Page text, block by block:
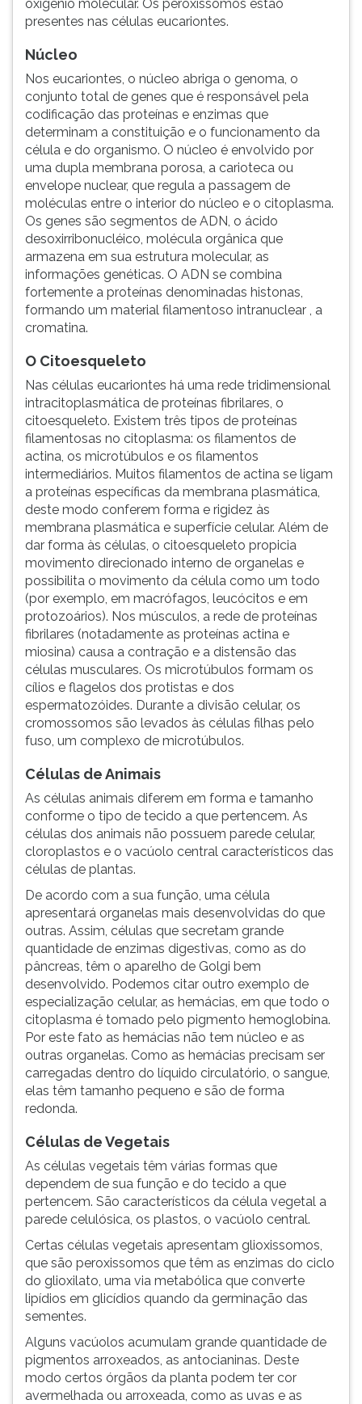
oxigênio molecular. Os peroxissomos estão
presentes nas células eucariontes.
Núcleo
Nos eucariontes, o núcleo abriga o genoma, o
conjunto total de genes que é responsável pela
codificação das proteínas e enzimas que
determinam a constituição e o funcionamento da
célula e do organismo. O núcleo é envolvido por
uma dupla membrana porosa, a carioteca ou
envelope nuclear, que regula a passagem de
moléculas entre o interior do núcleo e o citoplasma.
Os genes são segmentos de ADN, o ácido
desoxirribonucléico, molécula orgânica que
armazena em sua estrutura molecular, as
informações genéticas. O ADN se combina
fortemente a proteínas denominadas histonas,
formando um material filamentoso intranuclear , a
cromatina.
O Citoesqueleto
Nas células eucariontes há uma rede tridimensional
intracitoplasmática de proteínas fibrilares, o
citoesqueleto. Existem três tipos de proteínas
filamentosas no citoplasma: os filamentos de
actina, os microtúbulos e os filamentos
intermediários. Muitos filamentos de actina se ligam
a proteínas específicas da membrana plasmática,
deste modo conferem forma e rigidez às
membrana plasmática e superfície celular. Além de
dar forma às células, o citoesqueleto propicia
movimento direcionado interno de organelas e
possibilita o movimento da célula como um todo
(por exemplo, em macrófagos, leucócitos e em
protozoários). Nos músculos, a rede de proteínas
fibrilares (notadamente as proteínas actina e
miosina) causa a contração e a distensão das
células musculares. Os microtúbulos formam os
cílios e flagelos dos protistas e dos
espermatozóides. Durante a divisão celular, os
cromossomos são levados às células filhas pelo
fuso, um complexo de microtúbulos.
Células de Animais
As células animais diferem em forma e tamanho
conforme o tipo de tecido a que pertencem. As
células dos animais não possuem parede celular,
cloroplastos e o vacúolo central característicos das
células de plantas.
De acordo com a sua função, uma célula
apresentará organelas mais desenvolvidas do que
outras. Assim, células que secretam grande
quantidade de enzimas digestivas, como as do
pâncreas, têm o aparelho de Golgi bem
desenvolvido. Podemos citar outro exemplo de
especialização celular, as hemácias, em que todo o
citoplasma é tomado pelo pigmento hemoglobina.
Por este fato as hemácias não tem núcleo e as
outras organelas. Como as hemácias precisam ser
carregadas dentro do líquido circulatório, o sangue,
elas têm tamanho pequeno e são de forma
redonda.
Células de Vegetais
As células vegetais têm várias formas que
dependem de sua função e do tecido a que
pertencem. São característicos da célula vegetal a
parede celulósica, os plastos, o vacúolo central.
Certas células vegetais apresentam glioxissomos,
que são peroxissomos que têm as enzimas do ciclo
do glioxilato, uma via metabólica que converte
lipídios em glicídios quando da germinação das
sementes.
Alguns vacúolos acumulam grande quantidade de
pigmentos arroxeados, as antocianinas. Deste
modo certos órgãos da planta podem ter cor
avermelhada ou arroxeada, como as uvas e as